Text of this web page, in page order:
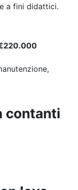
a fini didattici.
contanti